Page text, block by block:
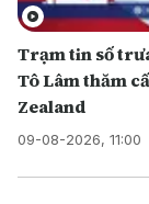
Trạm tin số
Tô Lâm thăm
Zealand
09-08-2026, 11:00